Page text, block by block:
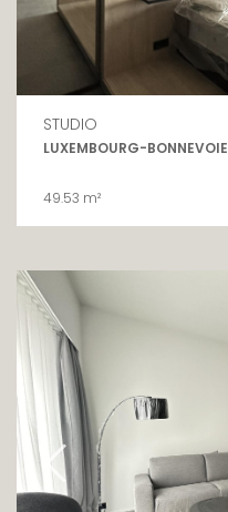
STUDIO
LUXEMBOURG-BONNEVOIE
49.53 m²